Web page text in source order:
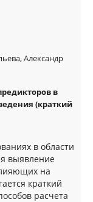
Александр
в
(краткий
в области
выявление
на
краткий
расчета